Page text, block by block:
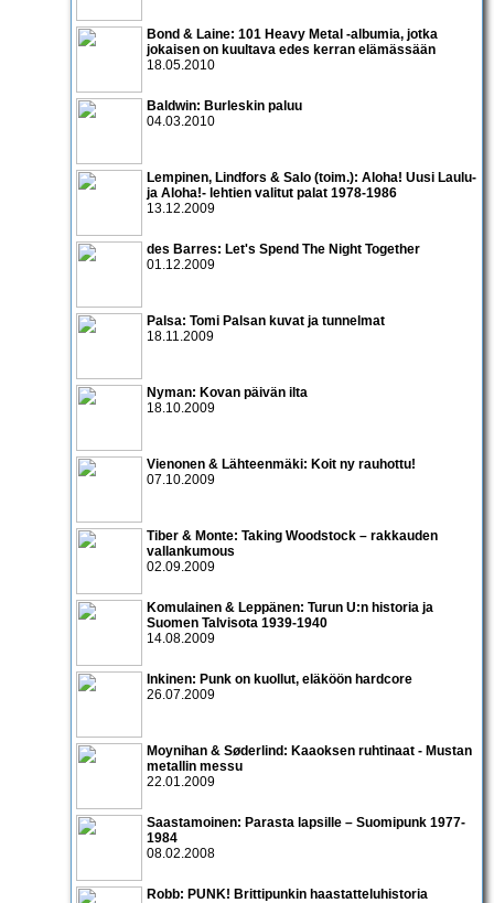
Bond & Laine: 101 Heavy Metal -albumia, jotka
jokaisen on kuultava edes kerran elämässään
18.05.2010
Baldwin: Burleskin paluu
04.03.2010
Lempinen, Lindfors & Salo (toim.): Aloha! Uusi Laulu-
ja Aloha!- lehtien valitut palat 1978-1986
13.12.2009
des Barres: Let's Spend The Night Together
01.12.2009
Palsa: Tomi Palsan kuvat ja tunnelmat
18.11.2009
Nyman: Kovan päivän ilta
18.10.2009
Vienonen & Lähteenmäki: Koit ny rauhottu!
07.10.2009
Tiber & Monte: Taking Woodstock – rakkauden
vallankumous
02.09.2009
Komulainen & Leppänen: Turun U:n historia ja
Suomen Talvisota 1939-1940
14.08.2009
Inkinen: Punk on kuollut, eläköön hardcore
26.07.2009
Moynihan & Søderlind: Kaaoksen ruhtinaat - Mustan
metallin messu
22.01.2009
Saastamoinen: Parasta lapsille – Suomipunk 1977-
1984
08.02.2008
Robb: PUNK! Brittipunkin haastatteluhistoria